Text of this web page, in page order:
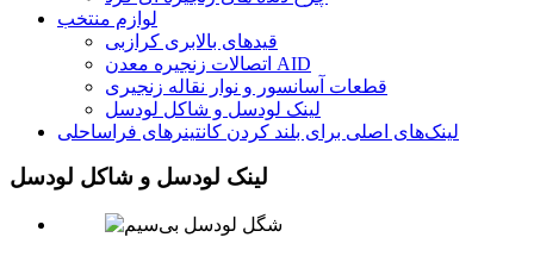
لوازم منتخب
قیدهای بالابری کرازبی
اتصالات زنجیره معدن AID
قطعات آسانسور و نوار نقاله زنجیری
لینک لودسل و شاکل لودسل
لینک‌های اصلی برای بلند کردن کانتینرهای فراساحلی
لینک لودسل و شاکل لودسل